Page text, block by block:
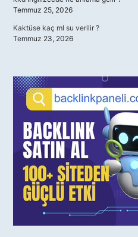
Temmuz 25, 2026
Kaktüse kaç ml su verilir ?
Temmuz 23, 2026